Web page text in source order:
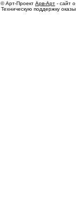
© Арт-Проект Арв-Арт - сайт
Техническую поддержку